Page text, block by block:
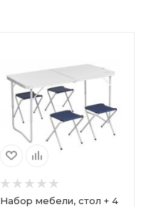
Набор мебели, стол + 4